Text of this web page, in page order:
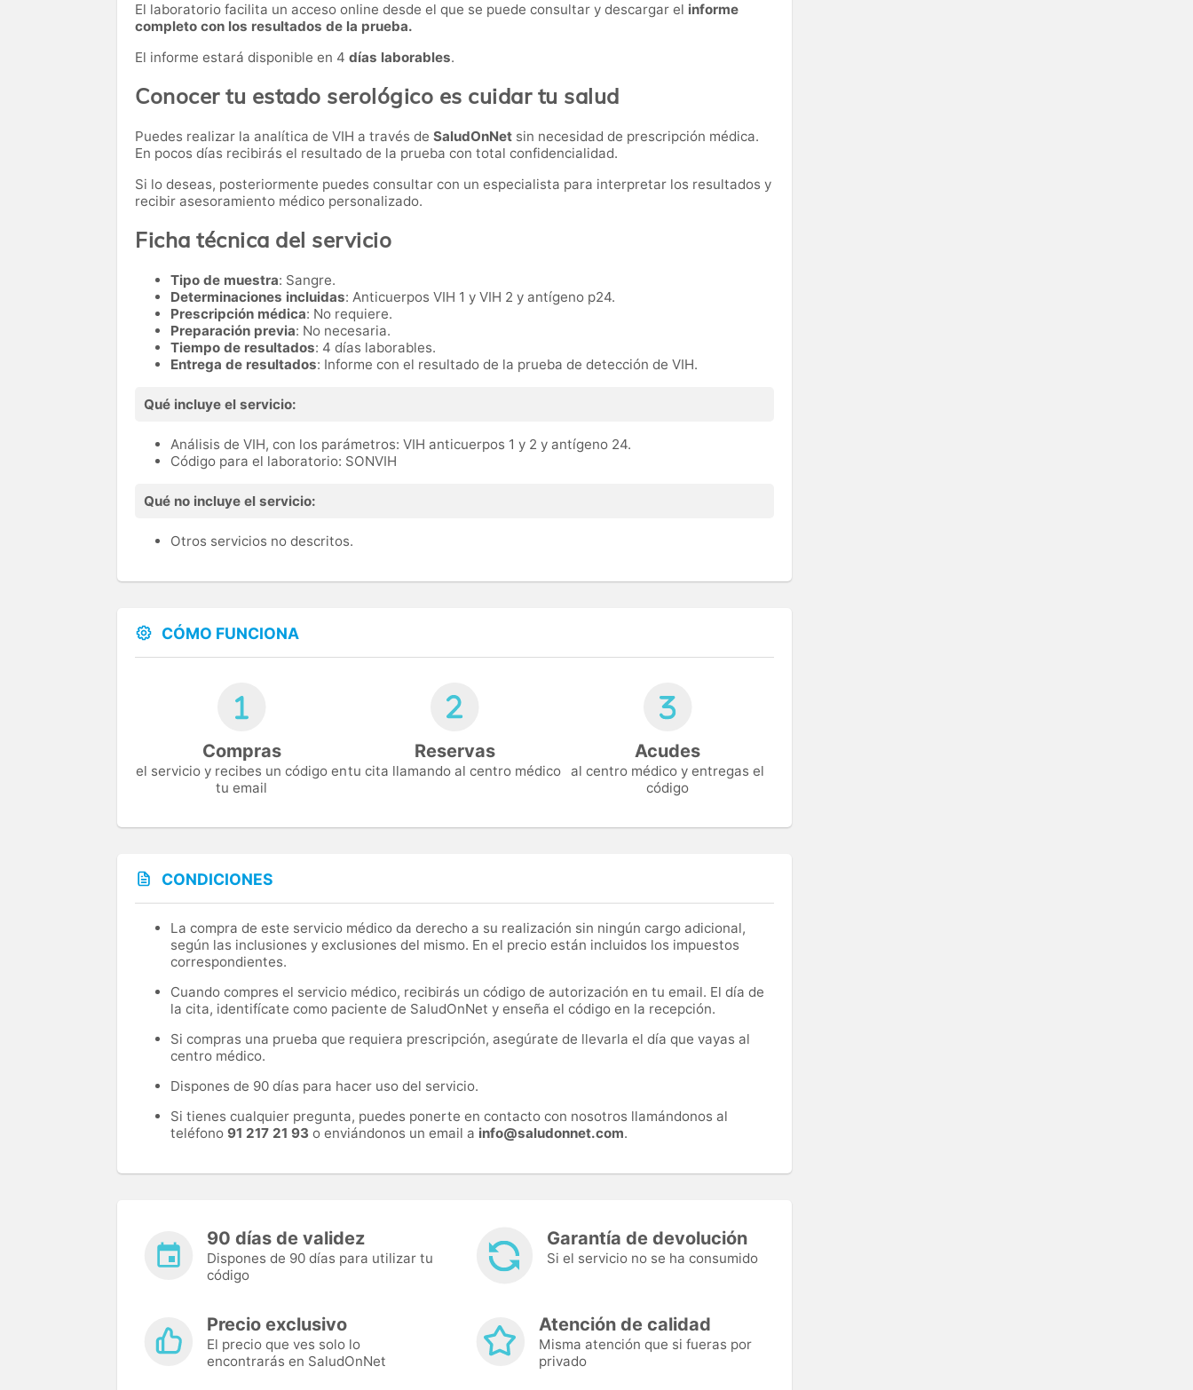
El laboratorio facilita un acceso online desde el que se puede consultar y descargar el informe
completo con los resultados de la prueba.
El informe estará disponible en 4 días laborables.
Conocer tu estado serológico es cuidar tu salud
Puedes realizar la analítica de VIH a través de SaludOnNet sin necesidad de prescripción médica.
En pocos días recibirás el resultado de la prueba con total confidencialidad.
Si lo deseas, posteriormente puedes consultar con un especialista para interpretar los resultados y
recibir asesoramiento médico personalizado.
Ficha técnica del servicio
Tipo de muestra: Sangre.
Determinaciones incluidas: Anticuerpos VIH 1 y VIH 2 y antígeno p24.
Prescripción médica: No requiere.
Preparación previa: No necesaria.
Tiempo de resultados: 4 días laborables.
Entrega de resultados: Informe con el resultado de la prueba de detección de VIH.
Qué incluye el servicio:
Análisis de VIH, con los parámetros: VIH anticuerpos 1 y 2 y antígeno 24.
Código para el laboratorio: SONVIH
Qué no incluye el servicio:
Otros servicios no descritos.
CÓMO FUNCIONA
Compras
el servicio y recibes un código en
tu email
Reservas
tu cita llamando al centro médico
Acudes
al centro médico y entregas el
código
CONDICIONES
La compra de este servicio médico da derecho a su realización sin ningún cargo adicional,
según las inclusiones y exclusiones del mismo. En el precio están incluidos los impuestos
correspondientes.
Cuando compres el servicio médico, recibirás un código de autorización en tu email. El día de
la cita, identifícate como paciente de SaludOnNet y enseña el código en la recepción.
Si compras una prueba que requiera prescripción, asegúrate de llevarla el día que vayas al
centro médico.
Dispones de 90 días para hacer uso del servicio.
Si tienes cualquier pregunta, puedes ponerte en contacto con nosotros llamándonos al
teléfono 91 217 21 93 o enviándonos un email a info@saludonnet.com.
90 días de validez
Dispones de 90 días para utilizar tu
código
Garantía de devolución
Si el servicio no se ha consumido
Precio exclusivo
El precio que ves solo lo
encontrarás en SaludOnNet
Atención de calidad
Misma atención que si fueras por
privado